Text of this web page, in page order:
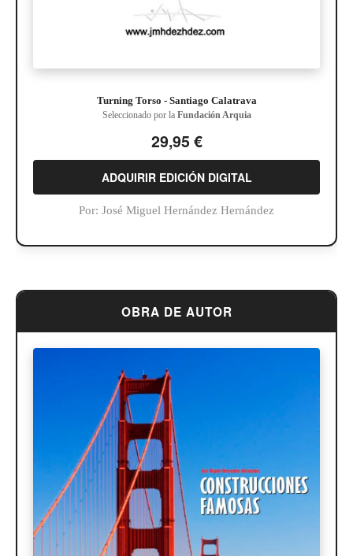
Turning Torso - Santiago Calatrava
Seleccionado por la Fundación Arquia
29,95 €
ADQUIRIR EDICIÓN DIGITAL
Por: José Miguel Hernández Hernández
OBRA DE AUTOR